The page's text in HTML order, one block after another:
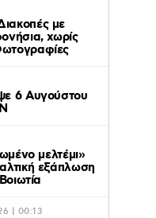
με
χωρίς
6 Αυγούστου
μελτέμι»
εξάπλωση
| 00:13